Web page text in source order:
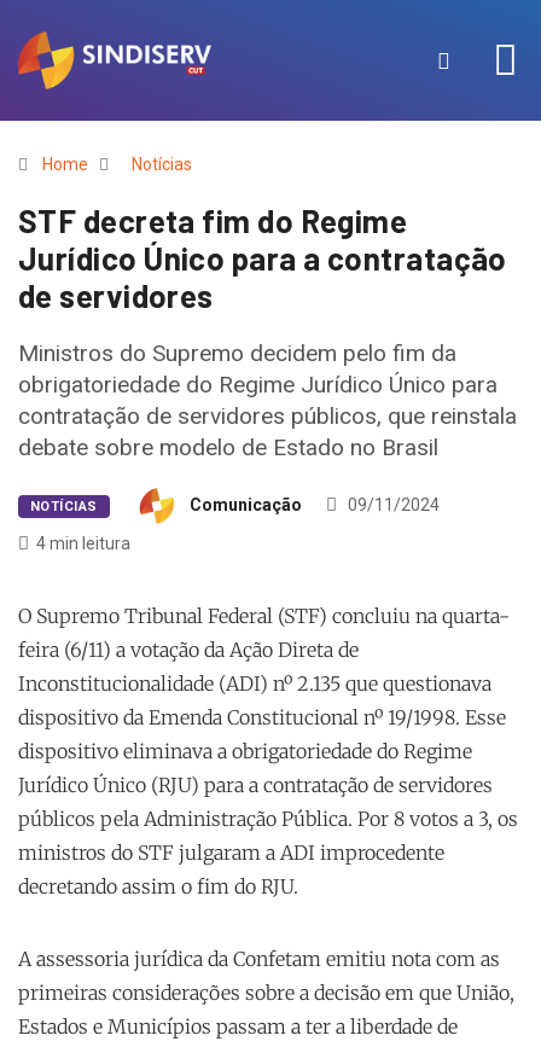
Home Notícias
STF decreta fim do Regime
Jurídico Único para a contratação
de servidores
Ministros do Supremo decidem pelo fim da
obrigatoriedade do Regime Jurídico Único para
contratação de servidores públicos, que reinstala
debate sobre modelo de Estado no Brasil
NOTÍCIAS Comunicação
09/11/2024
4 min leitura
O Supremo Tribunal Federal (STF) concluiu na quarta-
feira (6/11) a votação da Ação Direta de
Inconstitucionalidade (ADI) nº 2.135 que questionava
dispositivo da Emenda Constitucional nº 19/1998. Esse
dispositivo eliminava a obrigatoriedade do Regime
Jurídico Único (RJU) para a contratação de servidores
públicos pela Administração Pública. Por 8 votos a 3, os
ministros do STF julgaram a ADI improcedente
decretando assim o fim do RJU.
A assessoria jurídica da Confetam emitiu nota com as
primeiras considerações sobre a decisão em que União,
Estados e Municípios passam a ter a liberdade de